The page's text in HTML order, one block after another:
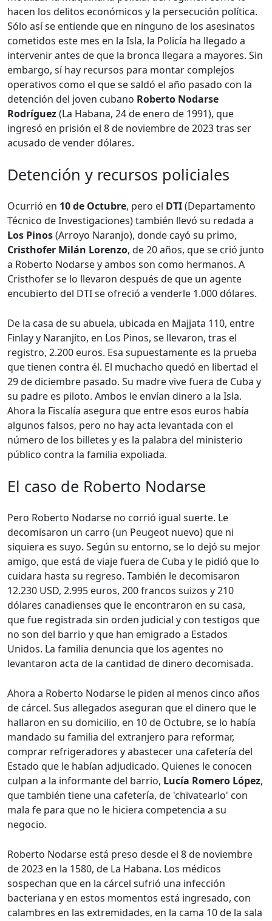
hacen los delitos económicos y la persecución política.
Sólo así se entiende que en ninguno de los asesinatos
cometidos este mes en la Isla, la Policía ha llegado a
intervenir antes de que la bronca llegara a mayores. Sin
embargo, sí hay recursos para montar complejos
operativos como el que se saldó el año pasado con la
detención del joven cubano Roberto Nodarse
Rodríguez(La Habana, 24 de enero de 1991), que
ingresó en prisión el 8 de noviembre de 2023 tras ser
acusado de vender dólares.
Detención y recursos policiales
Ocurrió en 10 de Octubre, pero el DTI(Departamento
Técnico de Investigaciones) también llevó su redada a
Los Pinos(Arroyo Naranjo), donde cayó su primo,
Cristhofer Milán Lorenzo, de 20 años, que se crió junto
a Roberto Nodarse y ambos son como hermanos. A
Cristhofer se lo llevaron después de que un agente
encubierto del DTI se ofreció a venderle 1.000 dólares.
De la casa de su abuela, ubicada en Majjata 110, entre
Finlay y Naranjito, en Los Pinos, se llevaron, tras el
registro, 2.200 euros. Esa supuestamente es la prueba
que tienen contra él. El muchacho quedó en libertad el
29 de diciembre pasado. Su madre vive fuera de Cuba y
su padre es piloto. Ambos le envían dinero a la Isla.
Ahora la Fiscalía asegura que entre esos euros había
algunos falsos, pero no hay acta levantada con el
número de los billetes y es la palabra del ministerio
público contra la familia expoliada.
El caso de Roberto Nodarse
Pero Roberto Nodarse no corrió igual suerte. Le
decomisaron un carro (un Peugeot nuevo) que ni
siquiera es suyo. Según su entorno, se lo dejó su mejor
amigo, que está de viaje fuera de Cuba y le pidió que lo
cuidara hasta su regreso. También le decomisaron
12.230 USD, 2.995 euros, 200 francos suizos y 210
dólares canadienses que le encontraron en su casa,
que fue registrada sin orden judicial y con testigos que
no son del barrio y que han emigrado a Estados
Unidos. La familia denuncia que los agentes no
levantaron acta de la cantidad de dinero decomisada.
Ahora a Roberto Nodarse le piden al menos cinco años
de cárcel. Sus allegados aseguran que el dinero que le
hallaron en su domicilio, en 10 de Octubre, se lo había
mandado su familia del extranjero para reformar,
comprar refrigeradores y abastecer una cafetería del
Estado que le habían adjudicado. Quienes le conocen
culpan a la informante del barrio, Lucía Romero López,
que también tiene una cafetería, de 'chivatearlo' con
mala fe para que no le hiciera competencia a su
negocio.
Roberto Nodarse está preso desde el 8 de noviembre
de 2023 en la 1580, de La Habana. Los médicos
sospechan que en la cárcel sufrió una infección
bacteriana y en estos momentos está ingresado, con
calambres en las extremidades, en la cama 10 de la sala